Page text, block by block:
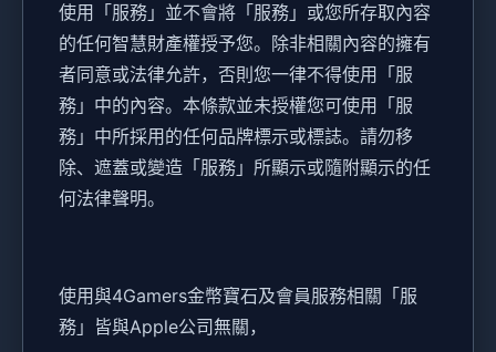
使用「服務」並不會將「服務」或您所存取內容
的任何智慧財產權授予您。除非相關內容的擁有
者同意或法律允許，否則您一律不得使用「服
務」中的內容。本條款並未授權您可使用「服
務」中所採用的任何品牌標示或標誌。請勿移
除、遮蓋或變造「服務」所顯示或隨附顯示的任
何法律聲明。
使用與4Gamers金幣寶石及會員服務相關「服
務」皆與Apple公司無關，